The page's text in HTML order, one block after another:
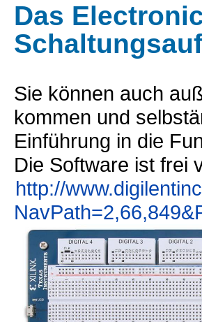
Das
Sie können auch
kommen und
Einführung in die
Die Software ist frei
http://